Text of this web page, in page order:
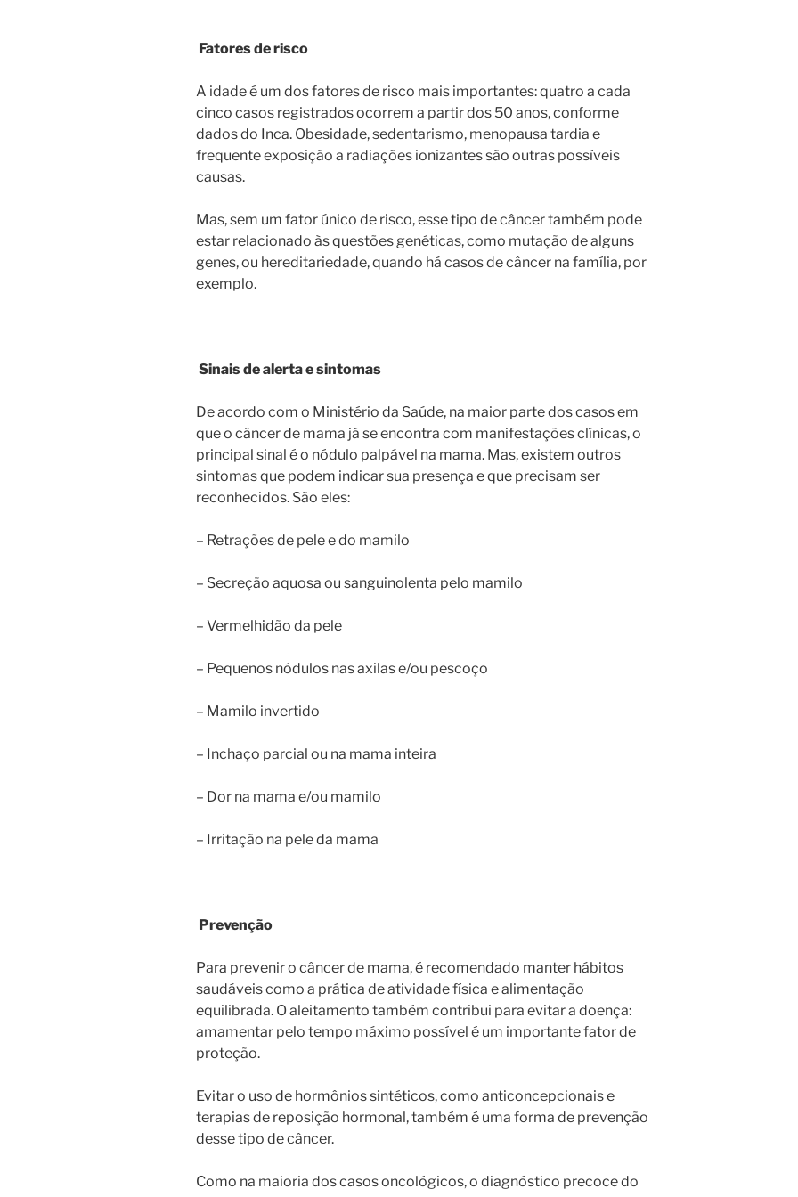
Fatores de risco
A idade é um dos fatores de risco mais importantes: quatro a cada
cinco casos registrados ocorrem a partir dos 50 anos, conforme
dados do Inca. Obesidade, sedentarismo, menopausa tardia e
frequente exposição a radiações ionizantes são outras possíveis
causas.
Mas, sem um fator único de risco, esse tipo de câncer também pode
estar relacionado às questões genéticas, como mutação de alguns
genes, ou hereditariedade, quando há casos de câncer na família, por
exemplo.
Sinais de alerta e sintomas
De acordo com o Ministério da Saúde, na maior parte dos casos em
que o câncer de mama já se encontra com manifestações clínicas, o
principal sinal é o nódulo palpável na mama. Mas, existem outros
sintomas que podem indicar sua presença e que precisam ser
reconhecidos. São eles:
– Retrações de pele e do mamilo
– Secreção aquosa ou sanguinolenta pelo mamilo
– Vermelhidão da pele
– Pequenos nódulos nas axilas e/ou pescoço
– Mamilo invertido
– Inchaço parcial ou na mama inteira
– Dor na mama e/ou mamilo
– Irritação na pele da mama
Prevenção
Para prevenir o câncer de mama, é recomendado manter hábitos
saudáveis como a prática de atividade física e alimentação
equilibrada. O aleitamento também contribui para evitar a doença:
amamentar pelo tempo máximo possível é um importante fator de
proteção.
Evitar o uso de hormônios sintéticos, como anticoncepcionais e
terapias de reposição hormonal, também é uma forma de prevenção
desse tipo de câncer.
Como na maioria dos casos oncológicos, o diagnóstico precoce do